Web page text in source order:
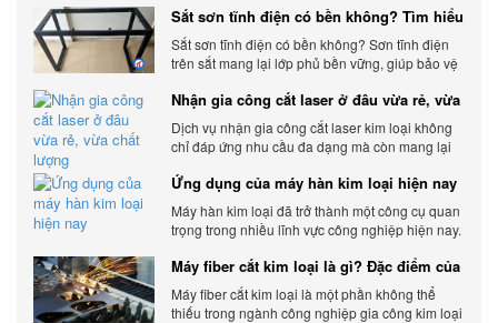
Sắt sơn tĩnh điện có bền không? Tìm hiểu
chi tiết
Sắt sơn tĩnh điện có bền không? Sơn tĩnh điện
trên sắt mang lại lớp phủ bền vững, giúp bảo vệ
động bên ngoài.
Nhận gia công cắt laser ở đâu vừa rẻ, vừa
chất lượng
Dịch vụ nhận gia công cắt laser kim loại không
chỉ đáp ứng nhu cầu đa dạng mà còn mang lại
Ứng dụng của máy hàn kim loại hiện nay
Máy hàn kim loại đã trở thành một công cụ quan
trọng trong nhiều lĩnh vực công nghiệp hiện nay.
Máy fiber cắt kim loại là gì? Đặc điểm của
máy fiber
Máy fiber cắt kim loại là một phần không thể
thiếu trong ngành công nghiệp gia công kim loại